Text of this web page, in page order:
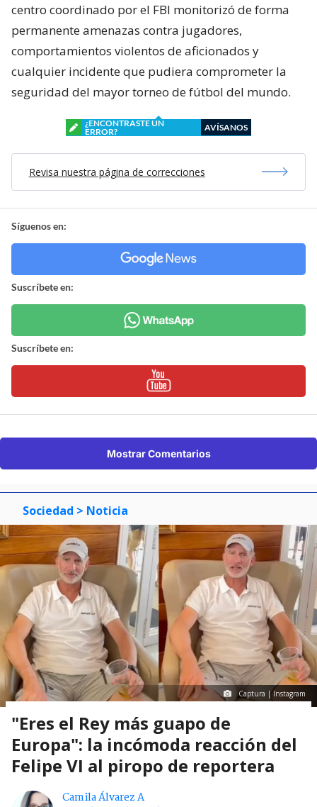
centro coordinado por el FBI monitorizó de forma
permanente amenazas contra jugadores,
comportamientos violentos de aficionados y
cualquier incidente que pudiera comprometer la
seguridad del mayor torneo de fútbol del mundo.
¿ENCONTRASTE UN
ERROR?
AVÍSANOS
Revisa nuestra página de correcciones
Síguenos en:
Suscríbete en:
Suscríbete en:
Mostrar Comentarios
Sociedad > Noticia
Captura | Instagram
"Eres el Rey más guapo de
Europa": la incómoda reacción del
Felipe VI al piropo de reportera
Camila Álvarez A